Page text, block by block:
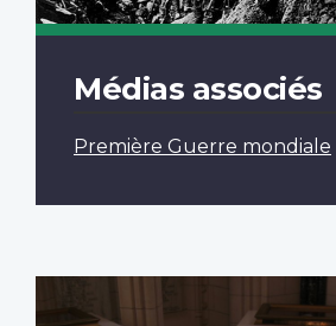
Médias associés
Première Guerre mondiale